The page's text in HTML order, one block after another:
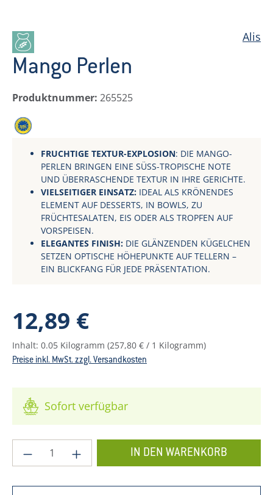
Alis
Mango Perlen
Produktnummer: 265525
FRUCHTIGE TEXTUR-EXPLOSION: DIE MANGO-
PERLEN BRINGEN EINE SÜSS-TROPISCHE NOTE U
ND ÜBERRASCHENDE TEXTUR IN IHRE GERICHTE.
VIELSEITIGER EINSATZ: IDEAL ALS KRÖNENDES
ELEMENT AUF DESSERTS, IN BOWLS, ZU
FRÜCHTESALATEN, EIS ODER ALS TROPFEN AUF
VORSPEISEN.
ELEGANTES FINISH: DIE GLÄNZENDEN KÜGELCHEN
SETZEN OPTISCHE HÖHEPUNKTE AUF TELLERN –
EIN BLICKFANG FÜR JEDE PRÄSENTATION.
Regulärer Preis:
12,89 €
Inhalt: 0.05 Kilogramm (257,80 € / 1 Kilogramm)
Preise inkl. MwSt. zzgl. Versandkosten
Sofort verfügbar
Produkt Anzahl: Gib den gewünschten
IN DEN WARENKORB